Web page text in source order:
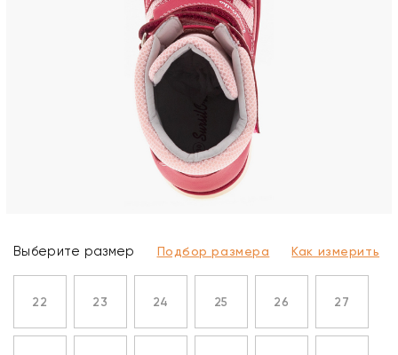
Выберите размер Подбор размера Как измерить
22 23 24 25 26 27